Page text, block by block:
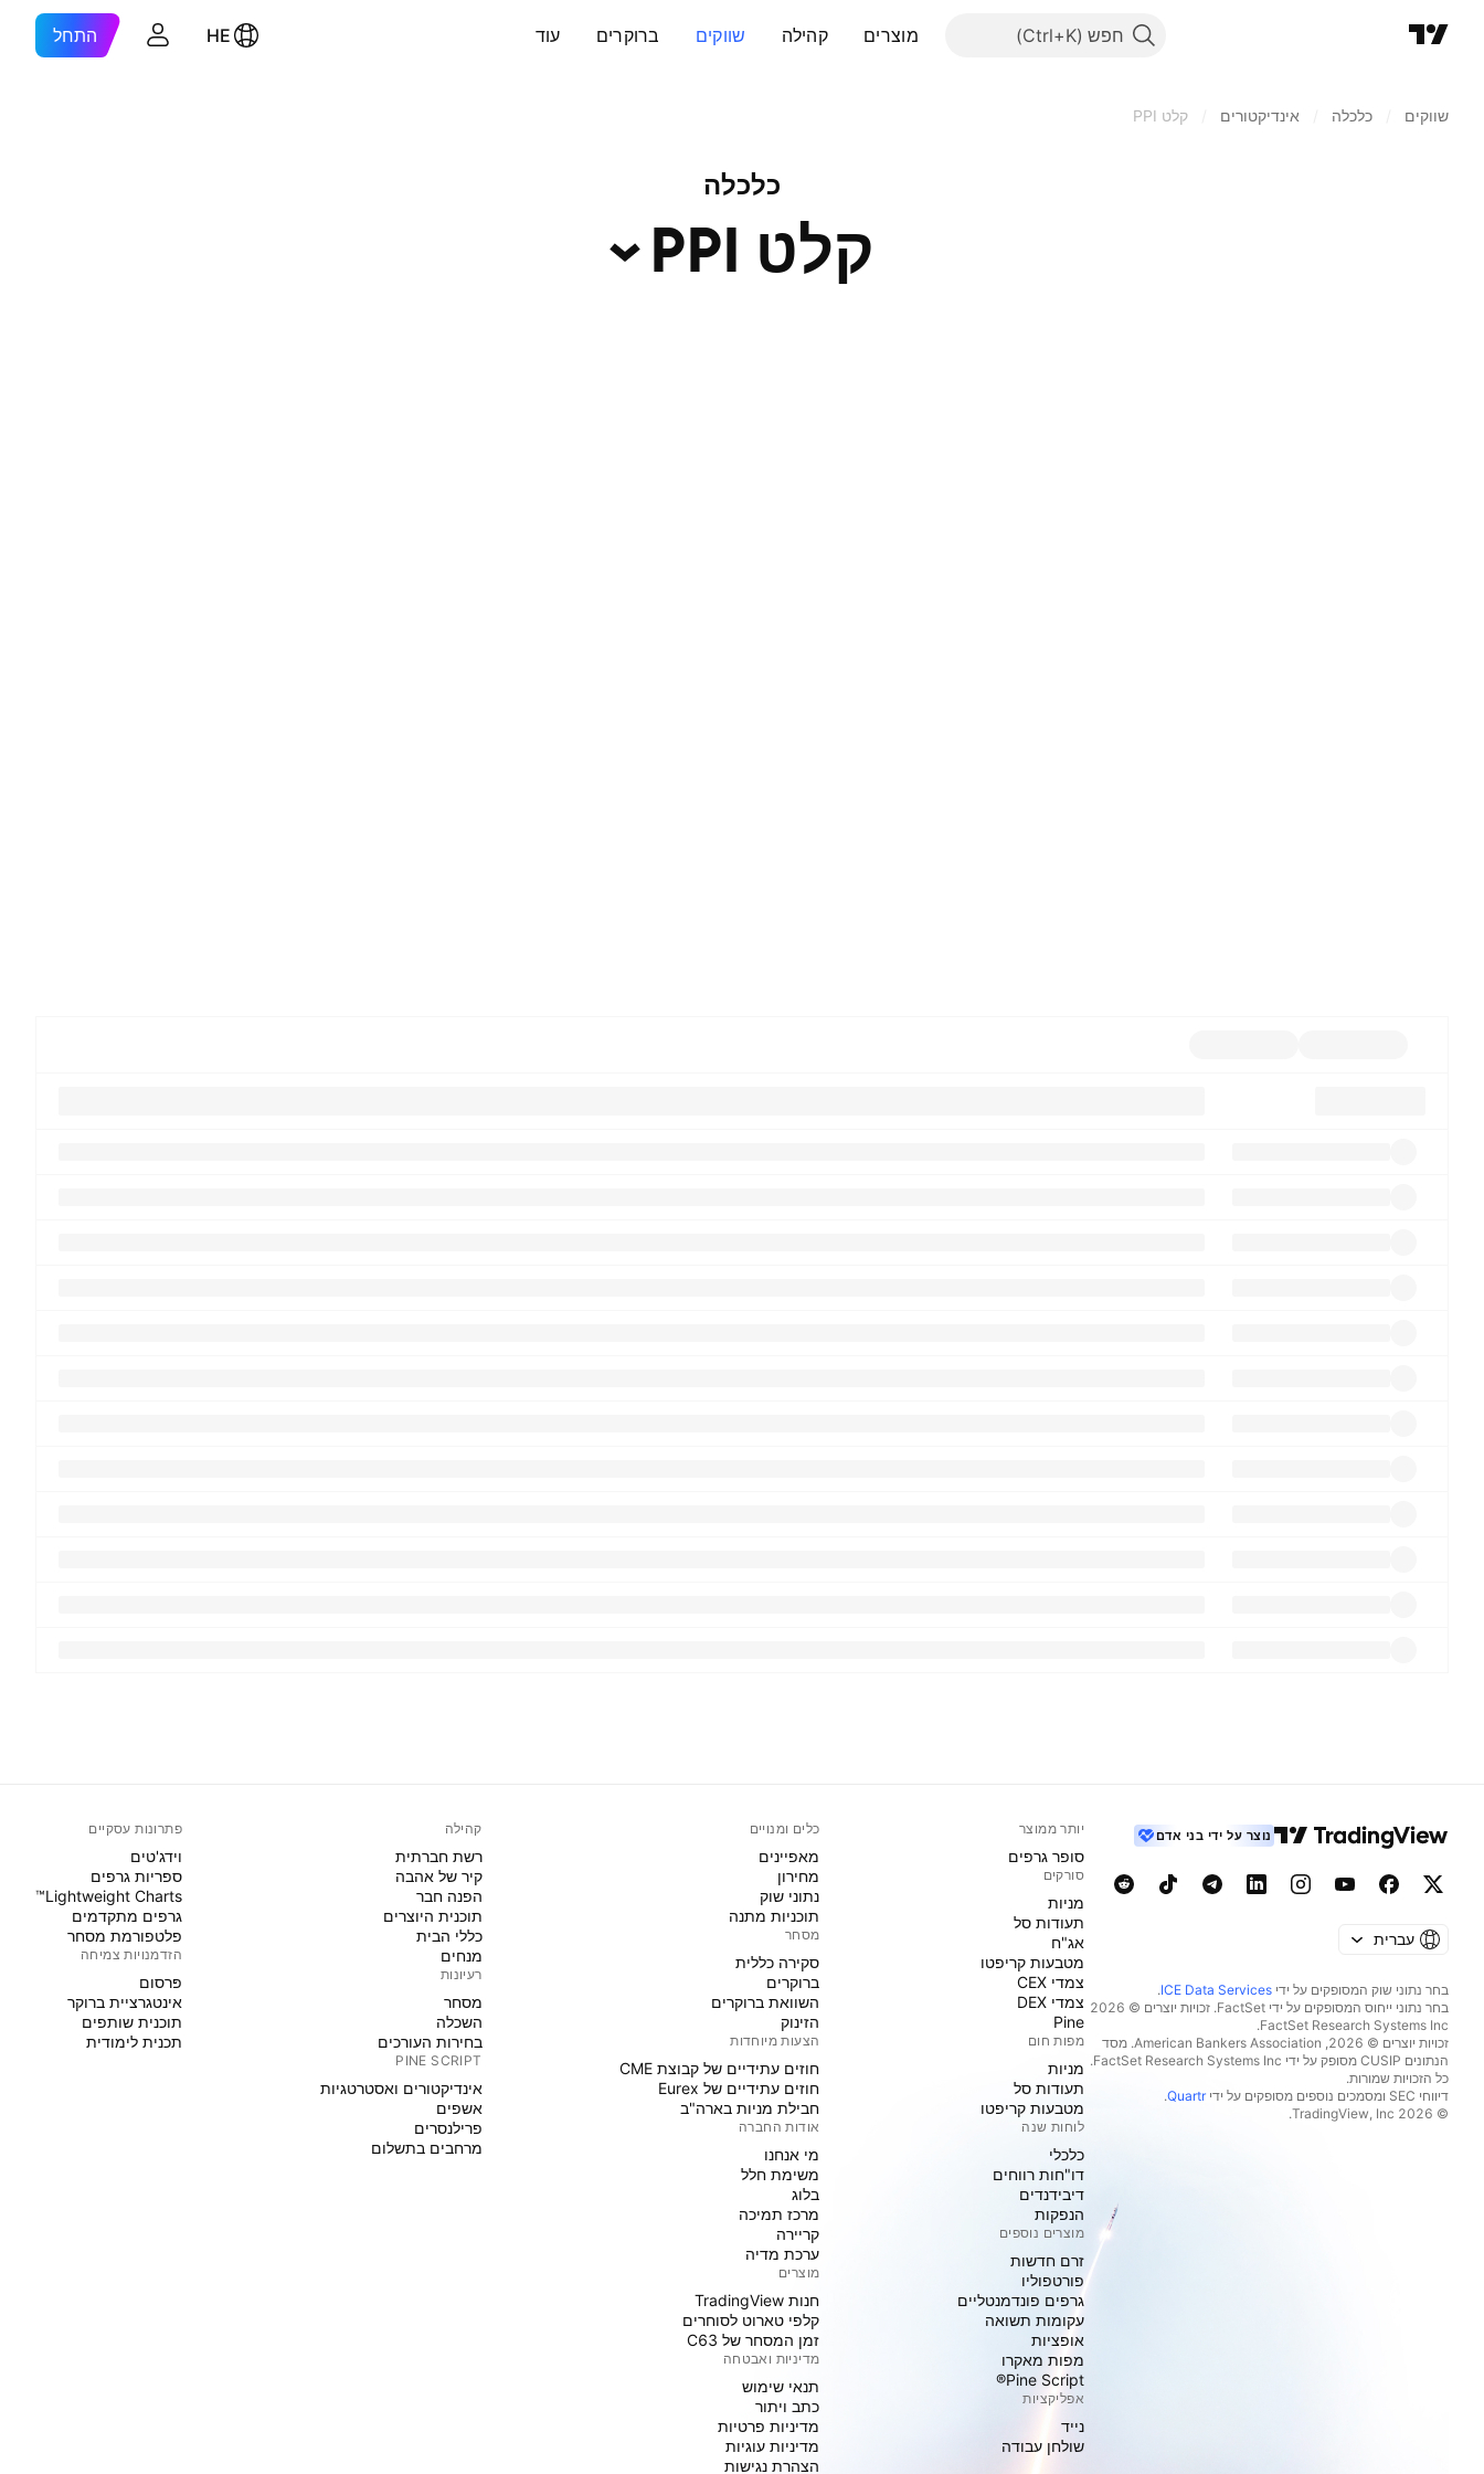
חפש מוצרים קהילה שווקים ברוקרים עוד HE התחל
שווקים כלכלה אינדיקטורים קלט PPI
כלכלה
קלט PPI
נוצר על ידי בני אדם
עברית
בחר נתוני שוק המסופקים על ידי ICE Data Services
.
בחר נתוני ייחוס המסופקים על ידי FactSet. זכויות יוצרים © 2026
זכויות יוצרים © 2026, ‏American Bankers Association. מסד
הנתונים CUSIP מסופק על ידי FactSet Research Systems Inc.
כל הזכויות שמורות.
דיווחי SEC ומסמכים נוספים מסופקים על ידי
Quartr
.
© 2026 ‏TradingView, Inc.‏
יותר ממוצר
סופר גרפים
סורקים
מניות‏
תעודות סל
אג"ח
מטבעות קריפטו
צמדי CEX
צמדי DEX
Pine
מפות חום
מניות‏
תעודות סל
מטבעות קריפטו
לוחות שנה
כלכלי
דו"חות רווחים
דיבידנדים
הנפקות
מוצרים נוספים
זרם חדשות
פורטפוליו
גרפים פונדמנטליים
עקומות תשואה
אופציות
מפות מאקרו
Pine Script®
אפליקציות
נייד
שולחן עבודה
כלים ומנויים
מאפיינים
מחירון
נתוני שוק
תוכניות מתנה
מסחר
סקירה כללית
ברוקרים
השוואת ברוקרים
הזינוק
הצעות מיוחדות
חוזים עתידיים של קבוצת CME
חוזים עתידיים של Eurex
חבילת מניות בארה"ב
אודות החברה
מי אנחנו
משימת חלל
בלוג
מרכז תמיכה
קריירה
ערכת מדיה
מוצרים
חנות TradingView
קלפי טארוט לסוחרים
זמן המסחר של C63
מדיניות ואבטחה
תנאי שימוש
כתב ויתור
מדיניות פרטיות
מדיניות עוגיות
הצהרת נגישות
קהילה
רשת חברתית
קיר של אהבה
הפנה חבר
תוכנית היוצרים
כללי הבית
מנחים
רעיונות
מסחר
השכלה
בחירות העורכים
PINE SCRIPT
אינדיקטורים ואסטרטגיות
אשפים
פרילנסרים
מרחבים בתשלום
פתרונות עסקיים
וידג'טים
ספריות גרפים
Lightweight Charts™
גרפים מתקדמים
פלטפורמת מסחר
הזדמנויות צמיחה
פּרסום
אינטגרציית ברוקר
תוכנית שותפים
תכנית לימודית